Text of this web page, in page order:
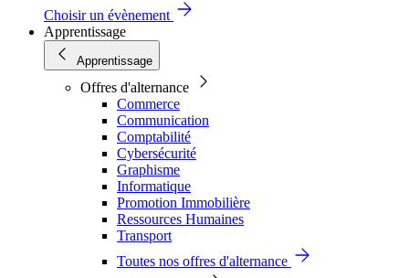
Choisir un évènement
Apprentissage
Apprentissage
Offres d'alternance
Commerce
Communication
Comptabilité
Cybersécurité
Graphisme
Informatique
Promotion Immobilière
Ressources Humaines
Transport
Toutes nos offres d'alternance